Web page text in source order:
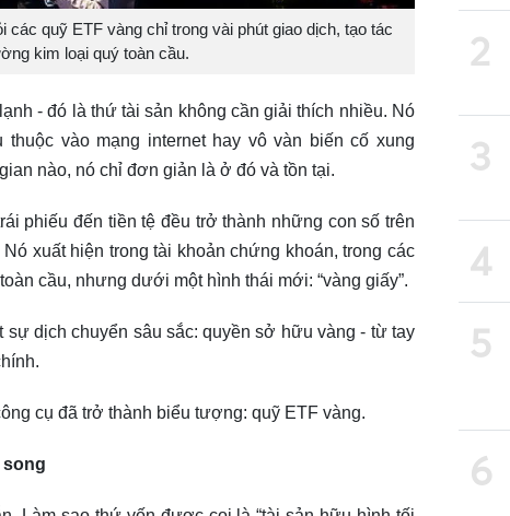
quỹ ETF vàng chỉ trong vài phút giao dịch, tạo tác
kim loại quý toàn cầu.
- đó là thứ tài sản không cần giải thích nhiều. Nó
vào mạng internet hay vô vàn biến cố xung
nào, nó chỉ đơn giản là ở đó và tồn tại.
phiếu đến tiền tệ đều trở thành những con số trên
xuất hiện trong tài khoản chứng khoán, trong các
cầu, nhưng dưới một hình thái mới: “vàng giấy”.
dịch chuyển sâu sắc: quyền sở hữu vàng - từ tay
cụ đã trở thành biểu tượng: quỹ ETF vàng.
song
2
3
4
5
6